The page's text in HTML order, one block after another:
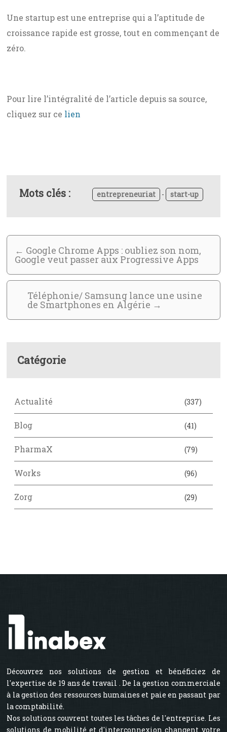
Une startup est une entreprise qui a l’aptitude de
croissance rapide est grosse, tout en commençant de
zéro.
Pour lire l’intégralité de l’article depuis sa source,
cliquez sur ce lien
Mots clés : entrepreneuriat - start-up
← Google Chrome Apps : oubliez son nom,
Google veut passer aux Progressive Apps
Téléphonie/ Samsung lance une usine
de Smartphones en Algérie →
Catégorie
Actualité (337)
Blog (41)
PharmaX (79)
Works (96)
Zorg (29)
Découvrez nos solutions de gestion et bénéficiez de
l'expertise de 19 ans de travail . De la gestion commerciale
à la gestion des ressources humaines et paie en passant par
la comptabilité.
Nos solutions couvrent toutes les tâches de l'entreprise. Les
solutions de mobilité et d'interconnexion changent votre